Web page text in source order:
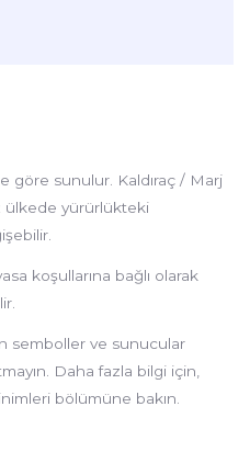
göre sunulur. Kaldıraç / Marj
ülkede yürürlükteki
koşullarına bağlı olarak
semboller ve sunucular
Daha fazla bilgi için,
bölümüne bakın.